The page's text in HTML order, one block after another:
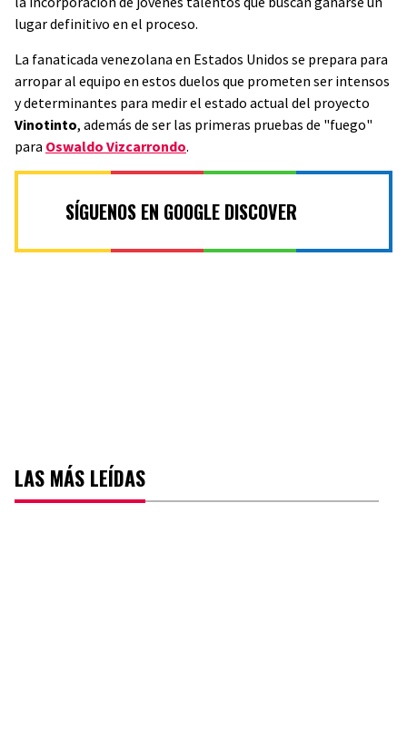
lugar definitivo en el proceso.
La fanaticada venezolana en Estados Unidos se prepara para
arropar al equipo en estos duelos que prometen ser intensos
y determinantes para medir el estado actual del proyecto
Vinotinto, además de ser las primeras pruebas de "fuego"
para Oswaldo Vizcarrondo.
SÍGUENOS EN GOOGLE DISCOVER
LAS MÁS LEÍDAS